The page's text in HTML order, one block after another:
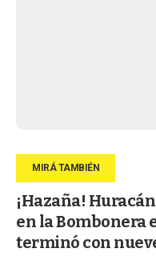
¡Hazaña!
en la Bombonera
terminó con